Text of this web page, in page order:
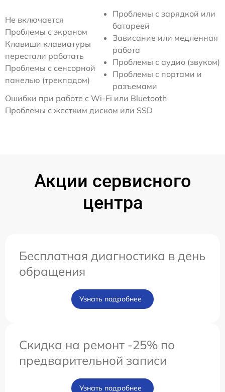
Не включается
Проблемы с экраном
Клавиши клавиатуры
перестали работать
Проблемы с сенсорной
панелью (трекпадом)
Проблемы с зарядкой или
батареей
Зависание или медленная
работа
Проблемы с аудио (звуком)
Проблемы с портами и
разъемами
Ошибки при работе с Wi-Fi или Bluetooth
Проблемы с жестким диском или SSD
Акции сервисного
центра
Бесплатная диагностика в день
обращения
Узнать подробнее
Скидка на ремонт -25% по
предварительной записи
Узнать подробнее